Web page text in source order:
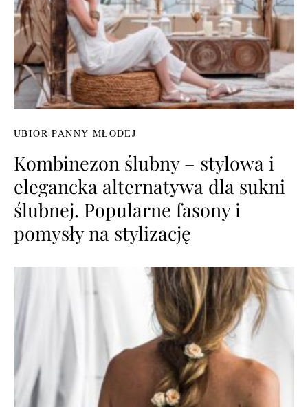
UBIÓR PANNY MŁODEJ
Kombinezon ślubny – stylowa i
elegancka alternatywa dla sukni
ślubnej. Popularne fasony i
pomysły na stylizację